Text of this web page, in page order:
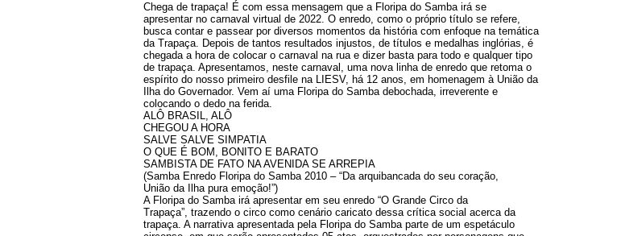
Chega de trapaça! É com essa mensagem que a Floripa do Samba irá se
apresentar no carnaval virtual de 2022. O enredo, como o próprio título se refere,
busca contar e passear por diversos momentos da história com enfoque na temática
da Trapaça. Depois de tantos resultados injustos, de títulos e medalhas inglórias, é
chegada a hora de colocar o carnaval na rua e dizer basta para todo e qualquer tipo
de trapaça. Apresentamos, neste carnaval, uma nova linha de enredo que retoma o
espírito do nosso primeiro desfile na LIESV, há 12 anos, em homenagem à União da
Ilha do Governador. Vem aí uma Floripa do Samba debochada, irreverente e
colocando o dedo na ferida.
ALÔ BRASIL, ALÔ
CHEGOU A HORA
SALVE SALVE SIMPATIA
O QUE É BOM, BONITO E BARATO
SAMBISTA DE FATO NA AVENIDA SE ARREPIA
(Samba Enredo Floripa do Samba 2010 – “Da arquibancada do seu coração,
União da Ilha pura emoção!”)
A Floripa do Samba irá apresentar em seu enredo “O Grande Circo da
Trapaça”, trazendo o circo como cenário caricato dessa crítica social acerca da
trapaça. A narrativa apresentada pela Floripa do Samba parte de um espetáculo